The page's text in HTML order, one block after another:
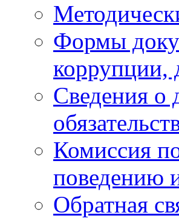
Формы
коррупции,
Сведения о
Комиссия
поведению
Обратная